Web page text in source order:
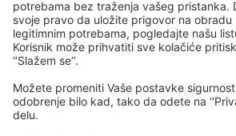
Copyright © eSky.rs. Sva prava zadržana.